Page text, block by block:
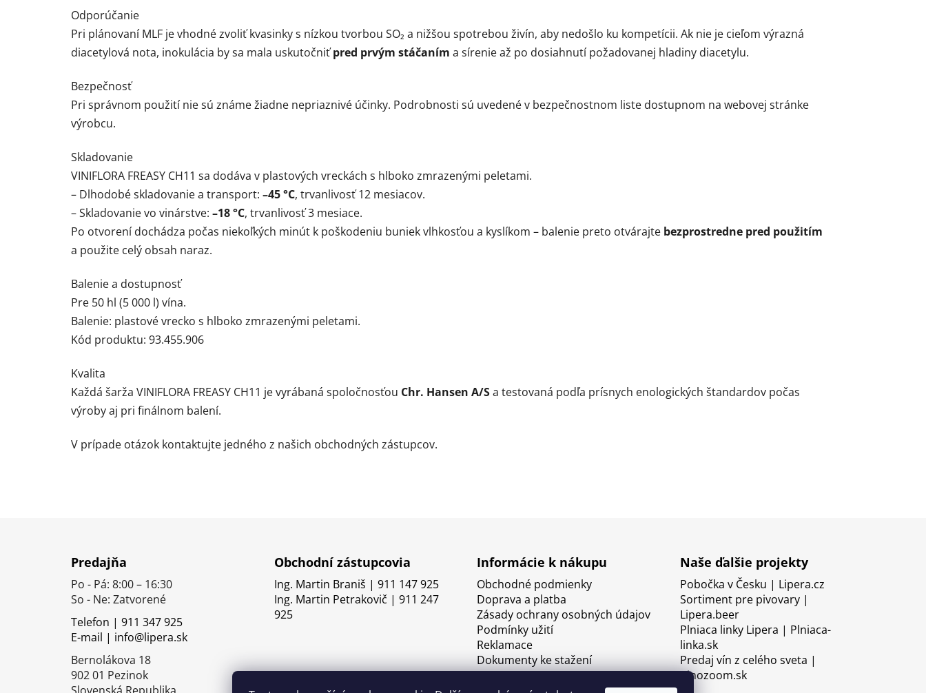
Odporúčanie
Pri plánovaní MLF je vhodné zvoliť kvasinky s nízkou tvorbou SO₂ a nižšou spotrebou živín, aby nedošlo ku kompetícii. Ak nie je cieľom výrazná
diacetylová nota, inokulácia by sa mala uskutočniťpred prvým stáčaním a sírenie až po dosiahnutí požadovanej hladiny diacetylu.
Bezpečnosť
Pri správnom použití nie sú známe žiadne nepriaznivé účinky. Podrobnosti sú uvedené v bezpečnostnom liste dostupnom na webovej stránke
výrobcu.
Skladovanie
VINIFLORA FREASY CH11 sa dodáva v plastových vreckách s hlboko zmrazenými peletami.
– Dlhodobé skladovanie a transport: –45 °C, trvanlivosť 12 mesiacov.
– Skladovanie vo vinárstve: –18 °C, trvanlivosť 3 mesiace.
Po otvorení dochádza počas niekoľkých minút k poškodeniu buniek vlhkosťou a kyslíkom – balenie preto otvárajte bezprostredne pred použitím
a použite celý obsah naraz.
Balenie a dostupnosť
Pre 50 hl (5 000 l) vína.
Balenie: plastové vrecko s hlboko zmrazenými peletami.
Kód produktu: 93.455.906
Kvalita
Každá šarža VINIFLORA FREASY CH11 je vyrábaná spoločnosťou Chr. Hansen A/Sa testovaná podľa prísnych enologických štandardov počas
výroby aj pri finálnom balení.
V prípade otázok kontaktujte jedného z našich obchodných zástupcov.
Predajňa
Po - Pá: 8:00 – 16:30
So - Ne: Zatvorené
Telefon | 911 347 925
E-mail | info@lipera.sk
Bernolákova 18
902 01 Pezinok
Obchodní zástupcovia
Ing. Martin Braniš | 911 147 925
Ing. Martin Petrakovič | 911 247
925
Informácie k nákupu
Obchodné podmienky
Doprava a platba
Zásady ochrany osobných údajov
Podmínky užití
Reklamace
Dokumenty ke stažení
Naše ďalšie projekty
Pobočka v Česku | Lipera.cz
Sortiment pre pivovary |
Lipera.beer
Plniaca linky Lipera | Plniaca-
linka.sk
Predaj vín z celého sveta |
Vinozoom.sk